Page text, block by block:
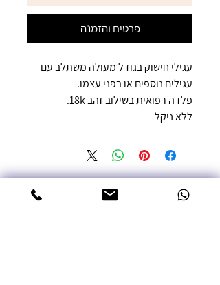
פרטים והזמנה
עגילי חישוק בגודל מעולה משתלב עם
עגילים נוספים או בפני עצמו.
פלדה רפואית בשילוב זהב 18k.
ללא ניקל